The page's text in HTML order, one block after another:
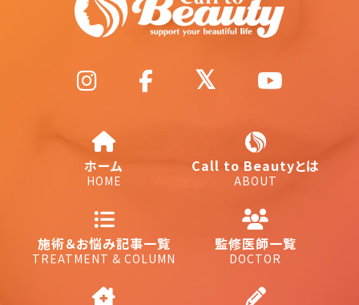
ホーム
HOME
Call to Beautyとは
ABOUT
施術＆お悩み記事一覧
TREATMENT & COLUMN
監修医師一覧
DOCTOR